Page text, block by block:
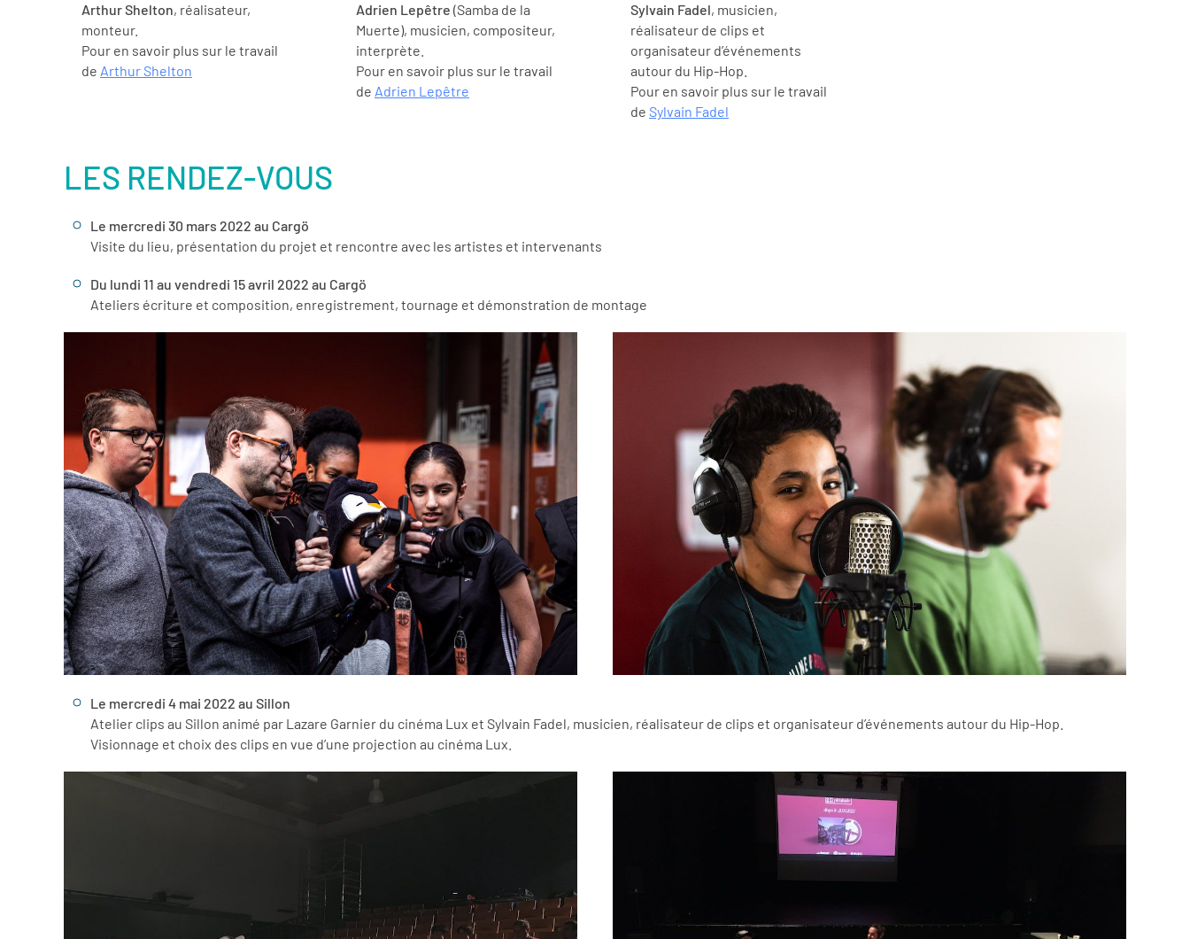
Arthur Shelton, réalisateur,
monteur.
Pour en savoir plus sur le travail
de Arthur Shelton
Adrien Lepêtre (Samba de la
Muerte), musicien, compositeur,
interprète.
Pour en savoir plus sur le travail
de Adrien Lepêtre
Sylvain Fadel, musicien,
réalisateur de clips et
organisateur d’événements
autour du Hip-Hop.
Pour en savoir plus sur le travail
de Sylvain Fadel
LES RENDEZ-VOUS
Le mercredi 30 mars 2022 au Cargö
Visite du lieu, présentation du projet et rencontre avec les artistes et intervenants
Du lundi 11 au vendredi 15 avril 2022 au Cargö
Ateliers écriture et composition, enregistrement, tournage et démonstration de montage
Le mercredi 4 mai 2022 au Sillon
Atelier clips au Sillon animé par Lazare Garnier du cinéma Lux et Sylvain Fadel, musicien, réalisateur de clips et organisateur d’événements autour du Hip-Hop.
Visionnage et choix des clips en vue d’une projection au cinéma Lux.